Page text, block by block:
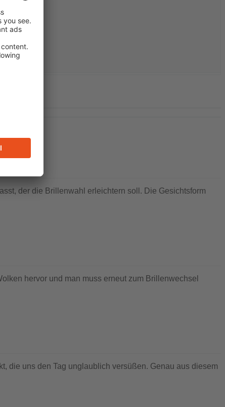
der die Brillenwahl erleichtern soll. Die Gesichtsform
hervor und man muss erneut zum Brillenwechsel
die uns den Tag unglaublich versüßen. Genau aus diesem